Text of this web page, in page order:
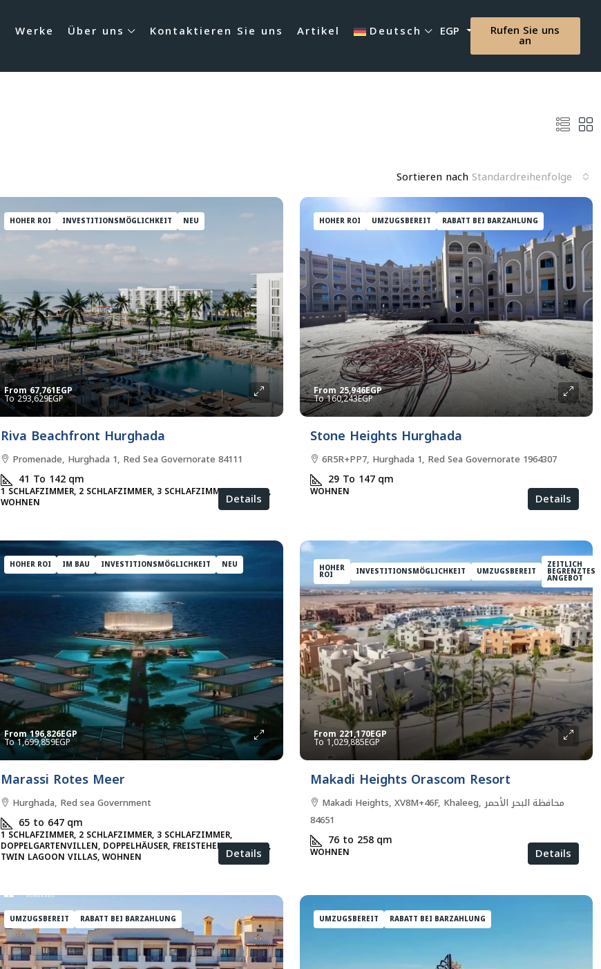
Werke Über uns Kontaktieren Sie uns Artikel Deutsch EGP Rufen Sie uns
an
Sortieren nach Standardreihenfolge
HOHER ROI INVESTITIONSMÖGLICHKEIT NEU
From67,761EGP
293,629EGP
Riva Beachfront Hurghada
Promenade, Hurghada 1, Red Sea Governorate 84111
41 To 142qm
1 SCHLAFZIMMER, 2 SCHLAFZIMMER, 3 SCHLAFZIMMER, STUDIO,
WOHNEN Details
HOHER ROI UMZUGSBEREIT RABATT BEI BARZAHLUNG
From25,946EGP
160,243EGP
Stone Heights Hurghada
6R5R+PP7, Hurghada 1, Red Sea Governorate 1964307
29 To 147qm
WOHNEN Details
HOHER ROI IM BAU INVESTITIONSMÖGLICHKEIT NEU
From196,826EGP
1,699,859EGP
Marassi Rotes Meer
Hurghada, Red sea Government
65 to 647qm
1 SCHLAFZIMMER, 2 SCHLAFZIMMER, 3 SCHLAFZIMMER,
DOPPELGARTENVILLEN, DOPPELHÄUSER, FREISTEHENDE VILLEN,
TWIN LAGOON VILLAS, WOHNEN Details
HOHER
ROI INVESTITIONSMÖGLICHKEIT UMZUGSBEREIT
ZEITLICH
BEGRENZTES
ANGEBOT
From 221,170EGP
1,029,885EGP
Makadi Heights Orascom Resort
Makadi Heights, XV8M+46F, Khaleeg, محافظة البحر الأحمر
84651
76 to 258qm
WOHNEN Details
UMZUGSBEREIT RABATT BEI BARZAHLUNG UMZUGSBEREIT RABATT BEI BARZAHLUNG